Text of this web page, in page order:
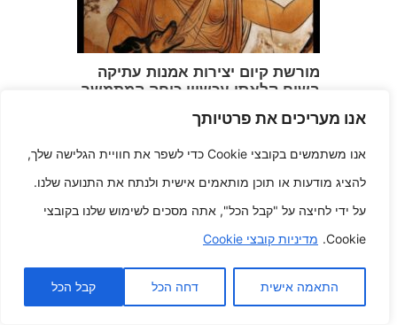
אנו מעריכים את פרטיותך
אנו משתמשים בקובצי Cookie כדי לשפר את חוויית הגלישה שלך,
להציג מודעות או תוכן מותאמים אישית ולנתח את התנועה שלנו.
על ידי לחיצה על "קבל הכל", אתה מסכים לשימוש שלנו בקובצי
Cookie. מדיניות קובצי Cookie
התאמה אישית דחה הכל קבל הכל
מורשת קיום יצירות אמנות עתיקה
בשיח קלאסי עכשווי כוחה המתמשך